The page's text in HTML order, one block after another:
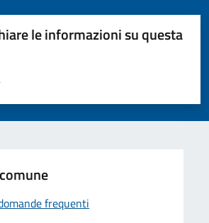
le informazioni su questa
5 stelle su 5
stelle su 5
su 5
5
frequenti